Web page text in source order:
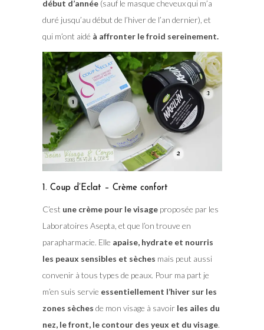
début d’année(sauf le masque cheveux qui m’a
duré jusqu’au début de l’hiver de l’an dernier), et
qui m’ont aidé à affronter le froid sereinement.
1. Coup d’Eclat – Crème confort
C’est une crème pour le visageproposée par les
Laboratoires Asepta, et que l’on trouve en
parapharmacie. Elle apaise, hydrate et nourris
les peaux sensibles et sèches mais peut aussi
convenir à tous types de peaux. Pour ma part je
m’en suis servie essentiellement l’hiver sur les
zones sèches de mon visage à savoir les ailes du
nez, le front, le contour des yeux et du visage.